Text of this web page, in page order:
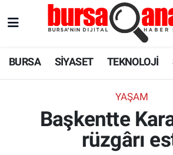
BURSA SİYASET TEKNOLOJİ
YAŞAM
Başkentte
rüzgârı
Süper Lig Puan Durumu ve